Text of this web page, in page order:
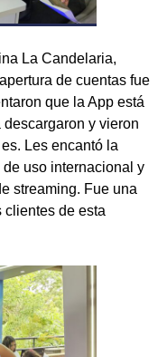
La Candelaria,
de cuentas fue
que la App está
y vieron
Les encantó la
uso internacional y
streaming. Fue una
clientes de esta